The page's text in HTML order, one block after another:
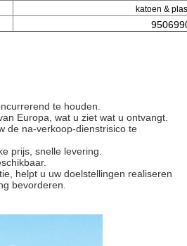
katoen &
te houden.
Europa, wat u ziet wat u ontvangt.
de na-verkoop-dienstrisico te
prijs, snelle levering.
helpt u uw doelstellingen realiseren
bevorderen.